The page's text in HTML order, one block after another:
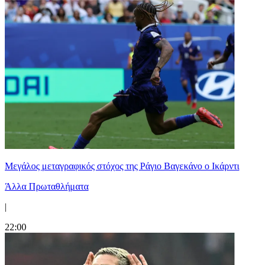
Μεγάλος μεταγραφικός στόχος της Ράγιο Βαγεκάνο ο Ικάρντι
Άλλα Πρωταθλήματα
|
22:00